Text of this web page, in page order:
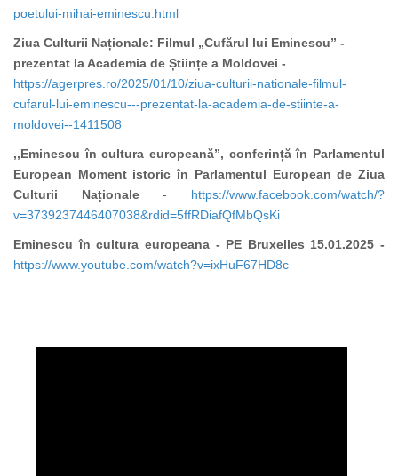
poetului-mihai-eminescu.html
Ziua Culturii Naționale: Filmul „Cufărul lui Eminescu” -
prezentat la Academia de Științe a Moldovei -
https://agerpres.ro/2025/01/10/ziua-culturii-nationale-filmul-
cufarul-lui-eminescu---prezentat-la-academia-de-stiinte-a-
moldovei--1411508
,,Eminescu în cultura europeană”, conferință în Parlamentul
European Moment istoric în Parlamentul European de Ziua
Culturii Naționale- https://www.facebook.com/watch/?
v=3739237446407038&rdid=5ffRDiafQfMbQsKi
Eminescu în cultura europeana - PE Bruxelles 15.01.2025 -
https://www.youtube.com/watch?v=ixHuF67HD8c